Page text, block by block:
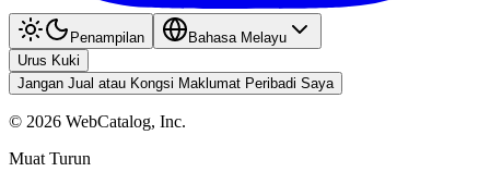
Penampilan
Bahasa Melayu
Urus Kuki
Jangan Jual atau Kongsi Maklumat Peribadi Saya
© 2026 WebCatalog, Inc.
Muat Turun